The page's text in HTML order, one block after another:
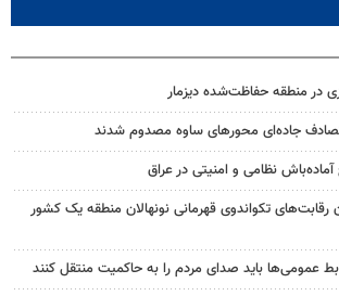
در منطقه حفاظت‌شده دیزمار
نظامی و امنیتی در عراق
رقابت‌های تکواندوی قهرمانی نونهالان منطقه یک کشور
عمومی‌ها باید صدای مردم را به حاکمیت منتقل کنند